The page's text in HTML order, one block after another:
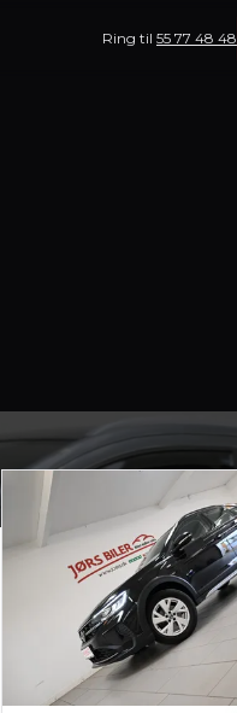
Ring til 55 77 48 48